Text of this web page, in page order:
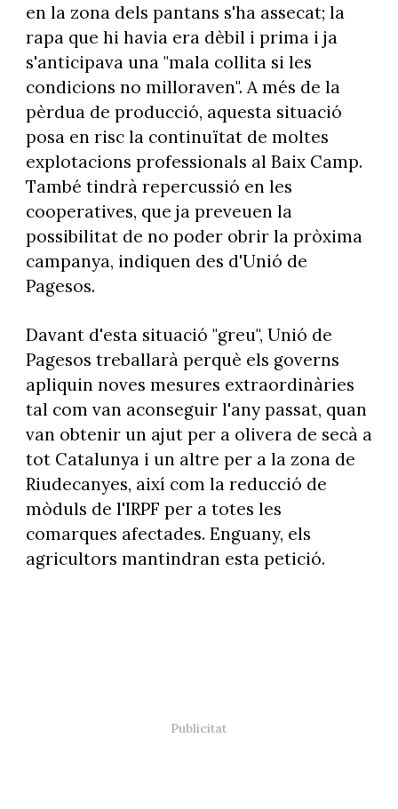
en la zona dels pantans s'ha assecat; la
rapa que hi havia era dèbil i prima i ja
s'anticipava una "mala collita si les
condicions no milloraven". A més de la
pèrdua de producció, aquesta situació
posa en risc la continuïtat de moltes
explotacions professionals al Baix Camp.
També tindrà repercussió en les
cooperatives, que ja preveuen la
possibilitat de no poder obrir la pròxima
campanya, indiquen des d'Unió de
Pagesos.
Davant d'esta situació "greu", Unió de
Pagesos treballarà perquè els governs
apliquin noves mesures extraordinàries
tal com van aconseguir l'any passat, quan
van obtenir un ajut per a olivera de secà a
tot Catalunya i un altre per a la zona de
Riudecanyes, així com la reducció de
mòduls de l'IRPF per a totes les
comarques afectades. Enguany, els
agricultors mantindran esta petició.